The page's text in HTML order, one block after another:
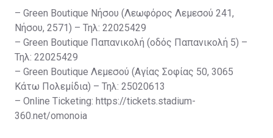
– Green Boutique Νήσου (Λεωφόρος Λεμεσού 241,
Νήσου, 2571) – Τηλ: 22025429
– Green Boutique Παπανικολή (οδός Παπανικολή 5) –
Τηλ: 22025429
– Green Boutique Λεμεσού (Αγίας Σοφίας 50, 3065
Κάτω Πολεμίδια) – Τηλ: 25020613
– Online Ticketing: https://tickets.stadium-
360.net/omonoia